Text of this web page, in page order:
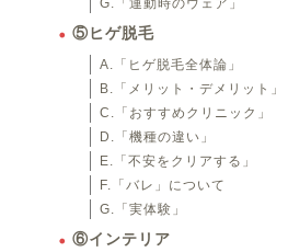
G.「運動時のウェア」
⑤ヒゲ脱毛
A.「ヒゲ脱毛全体論」
B.「メリット・デメリット」
C.「おすすめクリニック」
D.「機種の違い」
E.「不安をクリアする」
F.「バレ」について
G.「実体験」
⑥インテリア